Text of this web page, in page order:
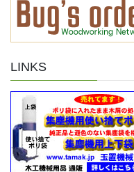
LINKS